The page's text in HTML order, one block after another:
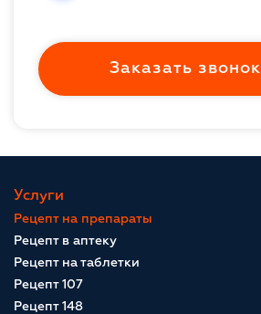
Заказать звонок
Услуги
Рецепт на препараты
Рецепт в аптеку
Рецепт на таблетки
Рецепт 107
Рецепт 148